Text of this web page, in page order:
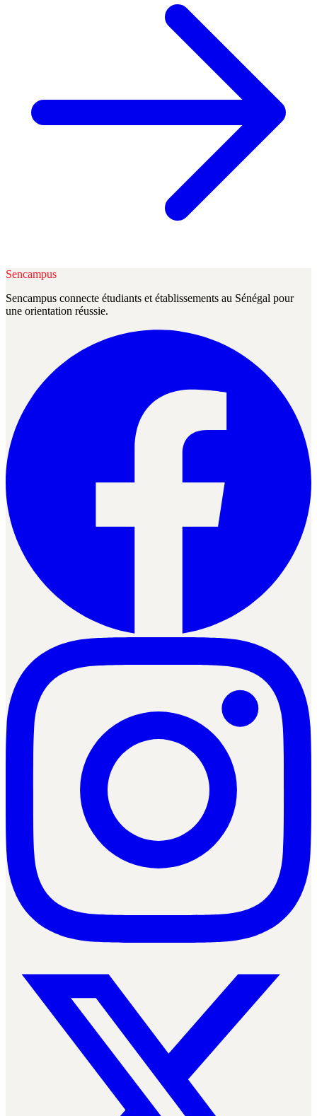
Sencampus
Sencampus connecte étudiants et établissements au Sénégal pour
une orientation réussie.